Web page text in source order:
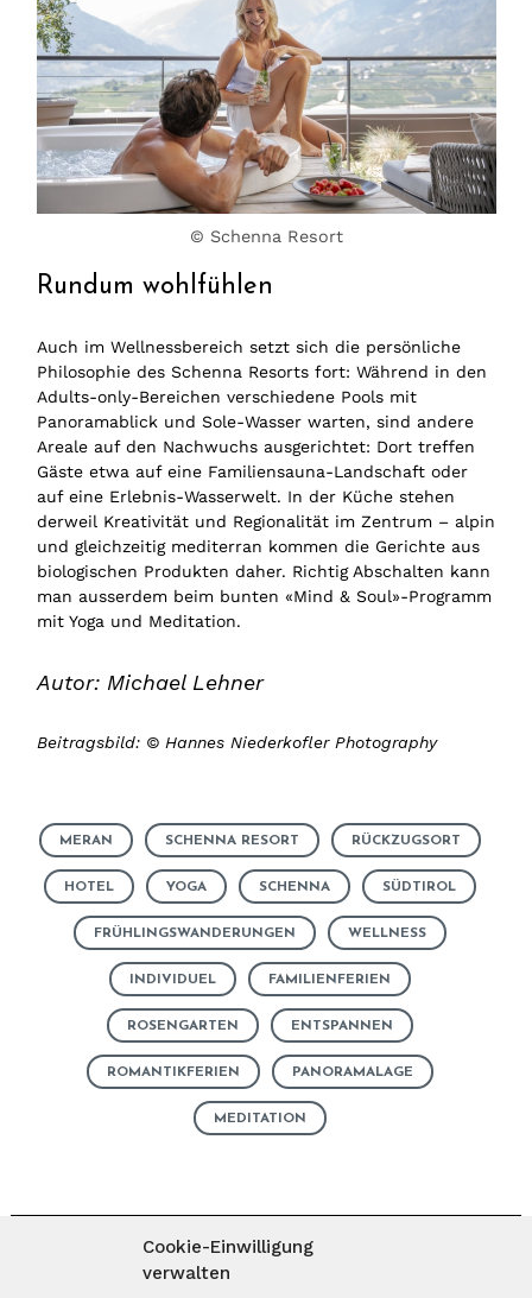
Cookie-Einwilligung
verwalten
© Schenna Resort
Rundum wohlfühlen
Auch im Wellnessbereich setzt sich die persönliche
Philosophie des Schenna Resorts fort: Während in den
Adults-only-Bereichen verschiedene Pools mit
Panoramablick und Sole-Wasser warten, sind andere
Areale auf den Nachwuchs ausgerichtet: Dort treffen
Gäste etwa auf eine Familiensauna-Landschaft oder
auf eine Erlebnis-Wasserwelt. In der Küche stehen
derweil Kreativität und Regionalität im Zentrum – alpin
und gleichzeitig mediterran kommen die Gerichte aus
biologischen Produkten daher. Richtig Abschalten kann
man ausserdem beim bunten «Mind & Soul»-Programm
mit Yoga und Meditation.
Autor: Michael Lehner
Beitragsbild: © Hannes Niederkofler Photography
MERAN SCHENNA RESORT RÜCKZUGSORT
HOTEL YOGA SCHENNA SÜDTIROL
FRÜHLINGSWANDERUNGEN WELLNESS
INDIVIDUEL FAMILIENFERIEN
ROSENGARTEN ENTSPANNEN
ROMANTIKFERIEN PANORAMALAGE
MEDITATION